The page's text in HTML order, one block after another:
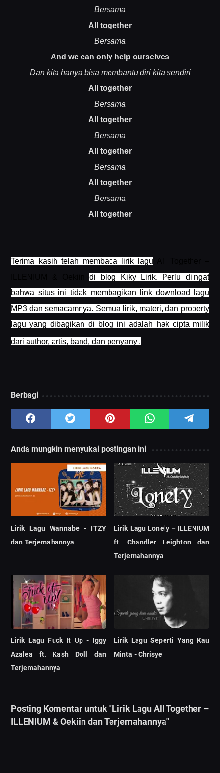
Bersama
All together
Bersama
And we can only help ourselves
Dan kita hanya bisa membantu diri kita sendiri
All together
Bersama
All together
Bersama
All together
Bersama
All together
Bersama
All together
Terima kasih telah membaca lirik lagu
ILLENIUM & Oekiindi blog Kiky Lirik. Perlu diingat
bahwa situs ini tidak membagikan link download lagu
MP3 dan semacamnya. Semua lirik, materi, dan property
lagu yang dibagikan di blog ini adalah hak cipta milik
dari author, artis, band, dan penyanyi.
Berbagi
Anda mungkin menyukai postingan ini
Lirik Lagu Wannabe - ITZY
dan Terjemahannya
Lirik Lagu Lonely – ILLENIUM
ft. Chandler Leighton dan
Terjemahannya
Lirik Lagu Fuck It Up - Iggy
Azalea ft. Kash Doll dan
Terjemahannya
Lirik Lagu Seperti Yang Kau
Minta - Chrisye
Posting Komentar untuk "Lirik Lagu All Together –
ILLENIUM & Oekiin dan Terjemahannya"